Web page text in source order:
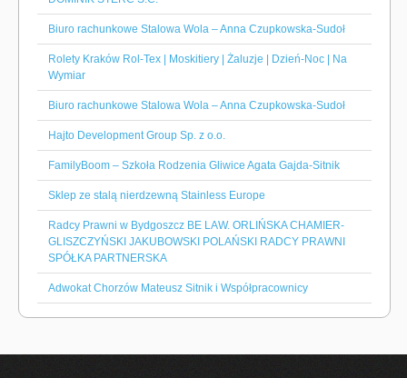
Biuro rachunkowe Stalowa Wola – Anna Czupkowska-Sudoł
Rolety Kraków Rol-Tex | Moskitiery | Żaluzje | Dzień-Noc | Na
Wymiar
Biuro rachunkowe Stalowa Wola – Anna Czupkowska-Sudoł
Hajto Development Group Sp. z o.o.
FamilyBoom – Szkoła Rodzenia Gliwice Agata Gajda-Sitnik
Sklep ze stalą nierdzewną Stainless Europe
Radcy Prawni w Bydgoszcz BE LAW. ORLIŃSKA CHAMIER-
GLISZCZYŃSKI JAKUBOWSKI POLAŃSKI RADCY PRAWNI
SPÓŁKA PARTNERSKA
Adwokat Chorzów Mateusz Sitnik i Współpracownicy